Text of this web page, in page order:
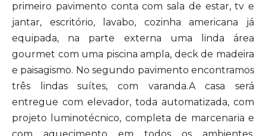
primeiro pavimento conta com sala de estar, tv e
jantar, escritório, lavabo, cozinha americana já
equipada, na parte externa uma linda área
gourmet com uma piscina ampla, deck de madeira
e paisagismo. No segundo pavimento encontramos
três lindas suítes, com varanda.A casa será
entregue com elevador, toda automatizada, com
projeto luminotécnico, completa de marcenaria e